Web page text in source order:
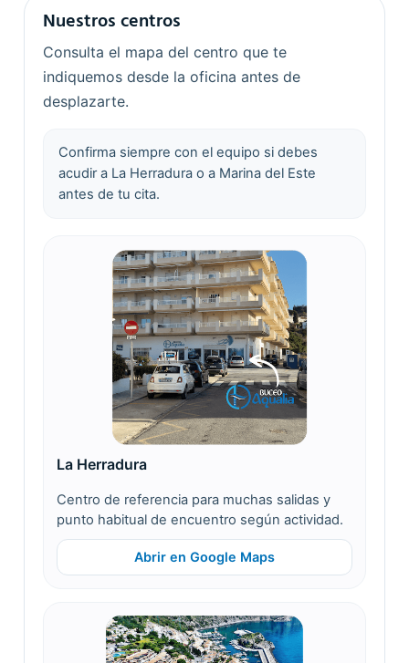
Nuestros centros
Consulta el mapa del centro que te
indiquemos desde la oficina antes de
desplazarte.
Confirma siempre con el equipo si debes
acudir a La Herradura o a Marina del Este
antes de tu cita.
La Herradura
Centro de referencia para muchas salidas y
punto habitual de encuentro según actividad.
Abrir en Google Maps